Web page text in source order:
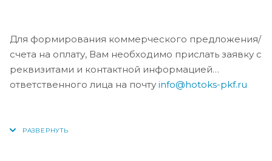
Для формирования коммерческого предложения/
счета на оплату, Вам необходимо прислать заявку с
реквизитами и контактной информацией
ответственного лица на почту info@hotoks-pkf.ru